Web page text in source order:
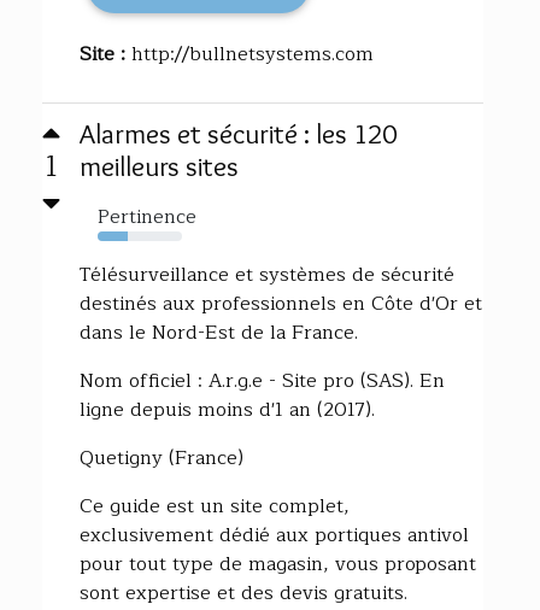
Site :http://bullnetsystems.com
1
Alarmes et sécurité : les 120
meilleurs sites
Pertinence
36%
Télésurveillance et systèmes de sécurité
destinés aux professionnels en Côte d'Or et
dans le Nord-Est de la France.
Nom officiel : A.r.g.e - Site pro (SAS). En
ligne depuis moins d'1 an (2017).
Quetigny (France)
Ce guide est un site complet,
exclusivement dédié aux portiques antivol
pour tout type de magasin, vous proposant
sont expertise et des devis gratuits.